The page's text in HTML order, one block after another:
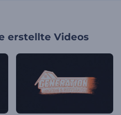
erstellte Videos